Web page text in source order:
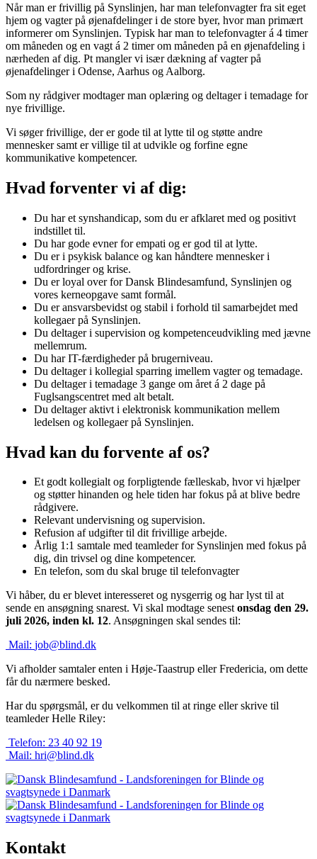
Når man er frivillig på Synslinjen, har man telefonvagter fra sit eget
hjem og vagter på øjenafdelinger i de store byer, hvor man primært
informerer om Synslinjen. Typisk har man to telefonvagter á 4 timer
om måneden og en vagt á 2 timer om måneden på en øjenafdeling i
nærheden af dig. Pt mangler vi især dækning af vagter på
øjenafdelinger i Odense, Aarhus og Aalborg.
Som ny rådgiver modtager man oplæring og deltager i temadage for
nye frivillige.
Vi søger frivillige, der er gode til at lytte til og støtte andre
mennesker samt er villige til at udvikle og forfine egne
kommunikative kompetencer.
Hvad forventer vi af dig:
Du har et synshandicap, som du er afklaret med og positivt
indstillet til.
Du har gode evner for empati og er god til at lytte.
Du er i psykisk balance og kan håndtere mennesker i
udfordringer og krise.
Du er loyal over for Dansk Blindesamfund, Synslinjen og
vores kerneopgave samt formål.
Du er ansvarsbevidst og stabil i forhold til samarbejdet med
kollegaer på Synslinjen.
Du deltager i supervision og kompetenceudvikling med jævne
mellemrum.
Du har IT-færdigheder på brugerniveau.
Du deltager i kollegial sparring imellem vagter og temadage.
Du deltager i temadage 3 gange om året á 2 dage på
Fuglsangscentret med alt betalt.
Du deltager aktivt i elektronisk kommunikation mellem
ledelsen og kollegaer på Synslinjen.
Hvad kan du forvente af os?
Et godt kollegialt og forpligtende fælleskab, hvor vi hjælper
og støtter hinanden og hele tiden har fokus på at blive bedre
rådgivere.
Relevant undervisning og supervision.
Refusion af udgifter til dit frivillige arbejde.
Årlig 1:1 samtale med teamleder for Synslinjen med fokus på
dig, din trivsel og dine kompetencer.
En telefon, som du skal bruge til telefonvagter
Vi håber, du er blevet interesseret og nysgerrig og har lyst til at
sende en ansøgning snarest. Vi skal modtage senestonsdag den 29.
juli 2026, inden kl. 12. Ansøgningen skal sendes til:
Mail: job@blind.dk
Vi afholder samtaler enten i Høje-Taastrup eller Fredericia, om dette
får du nærmere besked.
Har du spørgsmål, er du velkommen til at ringe eller skrive til
teamleder Helle Riley:
Telefon: 23 40 92 19
Mail: hri@blind.dk
Kontakt